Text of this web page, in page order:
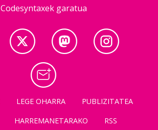
Codesyntaxek garatua
LEGE OHARRA
PUBLIZITATEA
HARREMANETARAKO RSS